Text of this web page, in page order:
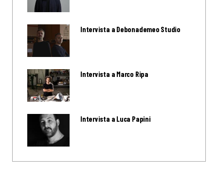
Intervista a Debonademeo Studio
Intervista a Marco Ripa
Intervista a Luca Papini